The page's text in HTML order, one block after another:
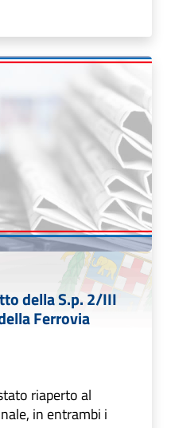
della S.p. 2/III
Ferrovia
riaperto al
in entrambi i